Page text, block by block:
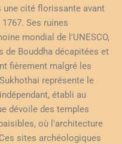
une cité florissante avant
Ses ruines
mondial de l'UNESCO,
de Bouddha décapitées et
fièrement malgré les
représente le
établi au
dévoile des temples
où l'architecture
sites archéologiques